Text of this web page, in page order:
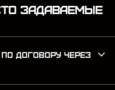
максимально
наближена до бойових
тих, хто хоче відточити
ЗАДАВАЕМЫЕ
ДОГОВОРУ ЧЕРЕЗ